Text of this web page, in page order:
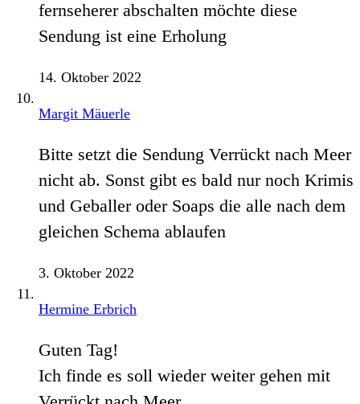
fernseherer abschalten möchte diese
Sendung ist eine Erholung
14. Oktober 2022
Margit Mäuerle
Bitte setzt die Sendung Verrückt nach Meer
nicht ab. Sonst gibt es bald nur noch Krimis
und Geballer oder Soaps die alle nach dem
gleichen Schema ablaufen
3. Oktober 2022
Hermine Erbrich
Guten Tag!
Ich finde es soll wieder weiter gehen mit